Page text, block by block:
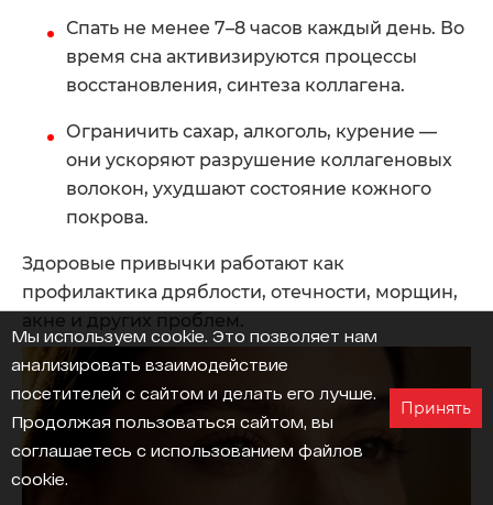
Спать не менее 7–8 часов каждый день. Во
время сна активизируются процессы
восстановления, синтеза коллагена.
Ограничить сахар, алкоголь, курение —
они ускоряют разрушение коллагеновых
волокон, ухудшают состояние кожного
покрова.
Здоровые привычки работают как
профилактика дряблости, отечности, морщин,
акне и других проблем.
Мы используем cookie. Это позволяет нам
анализировать взаимодействие
посетителей с сайтом и делать его лучше.
Продолжая пользоваться сайтом, вы
соглашаетесь с использованием файлов
cookie.
Принять